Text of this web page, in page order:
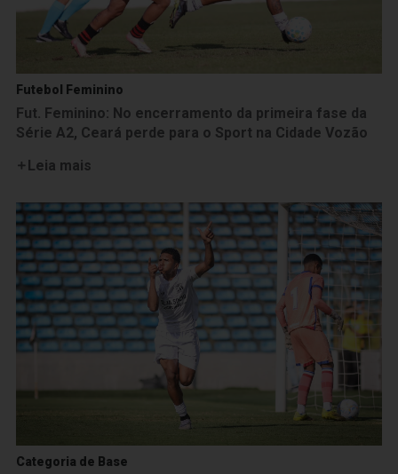
Futebol Feminino
Fut. Feminino: No encerramento da primeira fase da
Série A2, Ceará perde para o Sport na Cidade Vozão
Leia mais
Categoria de Base